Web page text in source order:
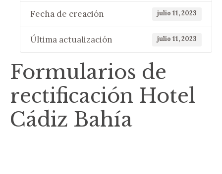
Fecha de creación julio 11, 2023
Última actualización julio 11, 2023
Formularios de
rectificación Hotel
Cádiz Bahía